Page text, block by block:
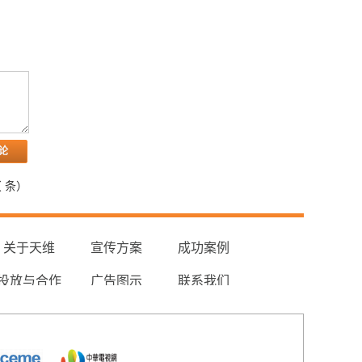
条）
关于天维 宣传方案 成功案例
放与合作 广告图示 联系我们